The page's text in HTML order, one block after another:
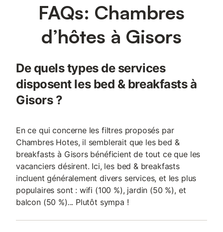
FAQs: Chambres
d’hôtes à Gisors
De quels types de services
disposent les bed & breakfasts à
Gisors ?
En ce qui concerne les filtres proposés par
Chambres Hotes, il semblerait que les bed &
breakfasts à Gisors bénéficient de tout ce que les
vacanciers désirent. Ici, les bed & breakfasts
incluent généralement divers services, et les plus
populaires sont : wifi (100 %), jardin (50 %), et
balcon (50 %)... Plutôt sympa !